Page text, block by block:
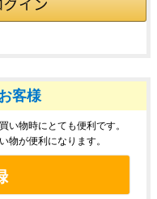
客様
い物時にとても便利です。
物が便利になります。